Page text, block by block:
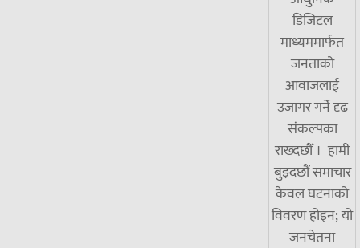
डिजिटल
माध्यममार्फत
जनताको
आवाजलाई
उजागर गर्ने दृढ
संकल्पका
राख्दछौँ । हामी
बुझ्दछौं समाचार
केवल घटनाको
विवरण होइन; यो
जनचेतना